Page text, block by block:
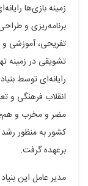
زمینه بازی‌ها
برنامه‌ریزی و
تفریحی، آموزشی
تشویقی در زمینه
رایانه‌ای توسط
انقلاب فرهنگی و
مضر و مخرب و
کشور به منظور رشد
برعهده گرفت.
مدیر عامل این